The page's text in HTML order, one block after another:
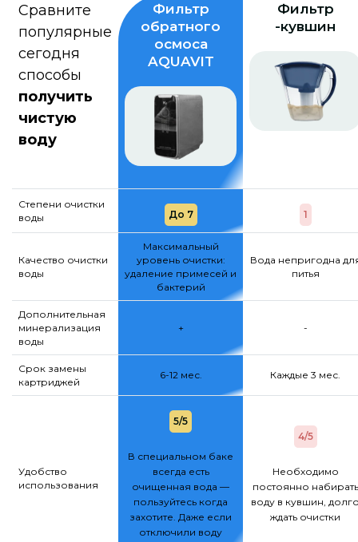
Сравните
популярные
сегодня
способы
получить
чистую
воду
Фильтр
обратного
осмоса
AQUAVIT
Фильтр
-кувшин
Степени очистки
воды
До 7 1
Качество очистки
воды
Максимальный
уровень очистки:
удаление примесей и
бактерий
Вода непригодна
питья
Дополнительная
минерализация
воды
+ -
Срок замены
картриджей
6-12 мес. Каждые 3 мес.
Удобство
использования
5/5
В специальном баке
всегда есть
очищенная вода —
пользуйтесь когда
захотите. Даже если
отключили воду
4/5
Необходимо
постоянно набирать
воду в кувшин,
ждать очистки